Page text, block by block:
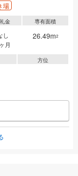
場
金
し
月
専有面積
26.49m2
方位